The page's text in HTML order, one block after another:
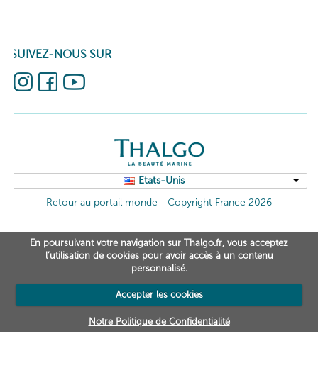
SUIVEZ-NOUS SUR
Etats-Unis
Retour au portail monde
Copyright France 2026
En poursuivant votre navigation sur Thalgo.fr, vous acceptez
l’utilisation de cookies pour avoir accès à un contenu
personnalisé.
Accepter les cookies
Notre Politique de Confidentialité